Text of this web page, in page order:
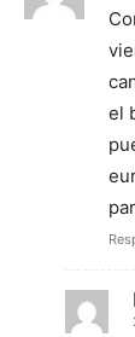
el